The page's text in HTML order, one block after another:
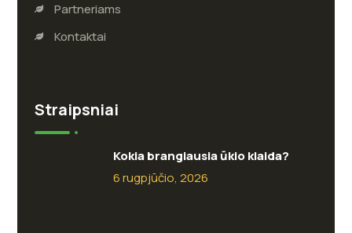
Partneriams
Kontaktai
Straipsniai
Kokia brangiausia ūkio klaida?
6 rugpjūčio, 2026